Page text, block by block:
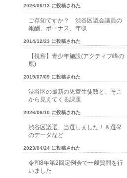
2026/06/13 に投稿された
ご存知ですか？ 渋谷区議会議員の
報酬、ボーナス、年収
2014/12/23 に投稿された
【視察】青少年施設(アクティブ峰の
原)
2019/07/09 に投稿された
渋谷区の最新の児童生徒数と、そこ
から見えてくる課題
2026/06/10 に投稿された
渋谷区議選、当選しました！＆選挙
のデータなど
2023/04/24 に投稿された
令和8年第2回定例会で一般質問を行
いました